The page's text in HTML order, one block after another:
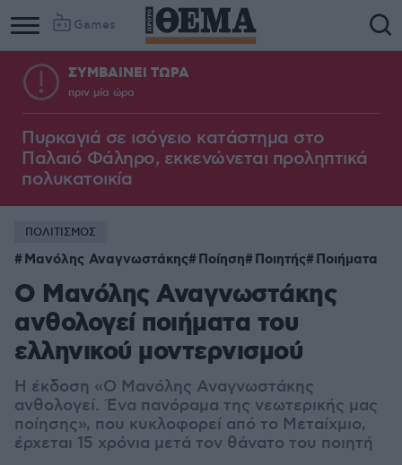
Games
ΣΥΜΒΑΙΝΕΙ ΤΩΡΑ
πριν μία ώρα
Πυρκαγιά σε ισόγειο κατάστημα στο
Παλαιό Φάληρο, εκκενώνεται προληπτικά
πολυκατοικία
ΠΟΛΙΤΙΣΜΟΣ
Μανόλης Αναγνωστάκης Ποίηση Ποιητής Ποιήματα
Ο Μανόλης Αναγνωστάκης
ανθολογεί ποιήματα του
ελληνικού μοντερνισμού
Η έκδοση «Ο Μανόλης Αναγνωστάκης
ανθολογεί. Ένα πανόραμα της νεωτερικής μας
ποίησης», που κυκλοφορεί από το Μεταίχμιο,
έρχεται 15 χρόνια μετά τον θάνατο του ποιητή